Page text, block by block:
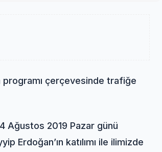
programı çerçevesinde trafiğe
Ağustos 2019 Pazar günü
Erdoğan’ın katılımı ile ilimizde